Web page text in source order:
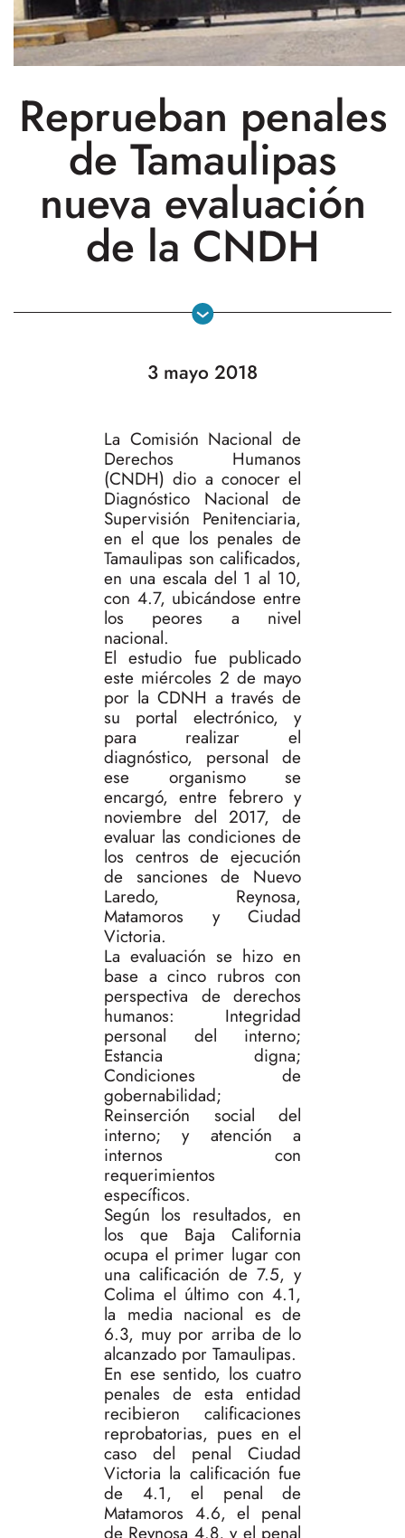
Reprueban penales
de Tamaulipas
nueva evaluación
de la CNDH
3 mayo 2018
La Comisión Nacional de
Derechos Humanos
(CNDH) dio a conocer el
Diagnóstico Nacional de
Supervisión Penitenciaria,
en el que los penales de
Tamaulipas son calificados,
en una escala del 1 al 10,
con 4.7, ubicándose entre
los peores a nivel
nacional.
El estudio fue publicado
este miércoles 2 de mayo
por la CDNH a través de
su portal electrónico, y
para realizar el
diagnóstico, personal de
ese organismo se
encargó, entre febrero y
noviembre del 2017, de
evaluar las condiciones de
los centros de ejecución
de sanciones de Nuevo
Laredo, Reynosa,
Matamoros y Ciudad
Victoria.
La evaluación se hizo en
base a cinco rubros con
perspectiva de derechos
humanos: Integridad
personal del interno;
Estancia digna;
Condiciones de
gobernabilidad;
Reinserción social del
interno; y atención a
internos con
requerimientos
específicos.
Según los resultados, en
los que Baja California
ocupa el primer lugar con
una calificación de 7.5, y
Colima el último con 4.1,
la media nacional es de
6.3, muy por arriba de lo
alcanzado por Tamaulipas.
En ese sentido, los cuatro
penales de esta entidad
recibieron calificaciones
reprobatorias, pues en el
caso del penal Ciudad
Victoria la calificación fue
de 4.1, el penal de
Matamoros 4.6, el penal